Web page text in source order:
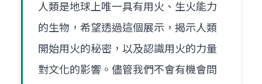
人類是地球上唯一具有用火、生火能力
的生物，希望透過這個展示，揭示人類
開始用火的秘密，以及認識用火的力量
對文化的影響。儘管我們不會有機會問